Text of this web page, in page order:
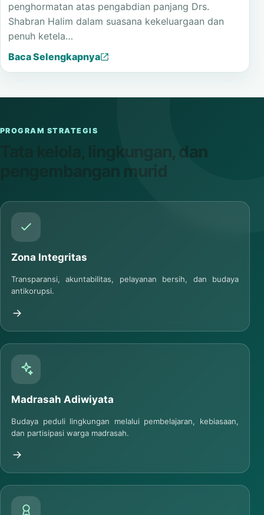
penghormatan atas pengabdian panjang Drs.
Shabran Halim dalam suasana kekeluargaan dan
penuh ketela…
Baca Selengkapnya
PROGRAM STRATEGIS
Tata kelola, lingkungan, dan
pengembangan murid
Zona Integritas
Transparansi, akuntabilitas, pelayanan bersih, dan budaya
antikorupsi.
Madrasah Adiwiyata
Budaya peduli lingkungan melalui pembelajaran, kebiasaan,
dan partisipasi warga madrasah.